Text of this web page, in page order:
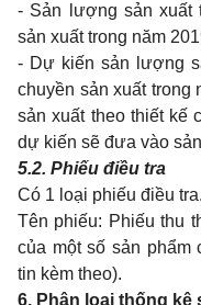
- Sản lượng sản xuất
sản xuất trong năm
- Dự kiến sản lượng
chuyền sản xuất
sản xuất theo thiết kế
dự kiến sẽ đưa vào
5.2. Phiếu điều tra
Có 1 loại phiếu điều tra.
Tên phiếu: Phiếu thu
của một số sản phẩm
tin kèm theo).
6. Phân loại thống